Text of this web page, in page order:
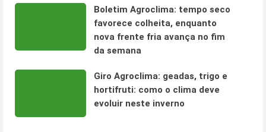
Boletim Agroclima: tempo seco
favorece colheita, enquanto
nova frente fria avança no fim
da semana
Giro Agroclima: geadas, trigo e
hortifruti: como o clima deve
evoluir neste inverno